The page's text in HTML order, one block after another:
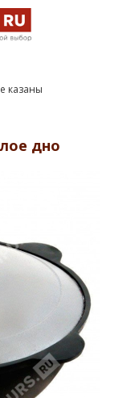
казаны
дно